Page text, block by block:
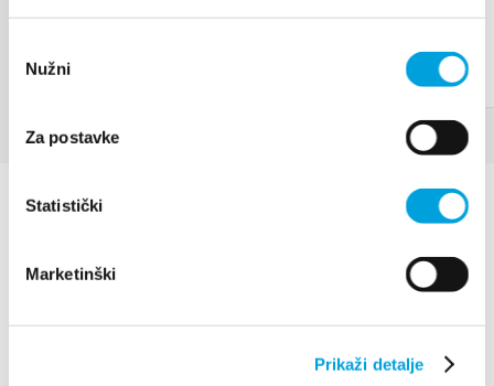
pristanka
Nužni
Za postavke
Statistički
Marketinški
Prikaži detaljeUpute